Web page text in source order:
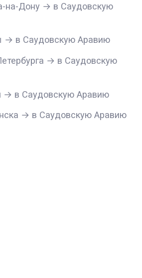
на-Дону → в Саудовскую
→ в Саудовскую Аравию
→ в Саудовскую
→ в Саудовскую Аравию
→ в Саудовскую Аравию